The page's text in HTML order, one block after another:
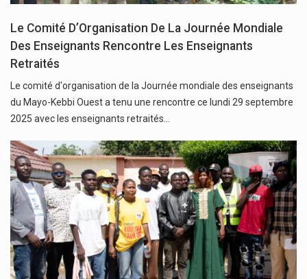
Le Comité D’Organisation De La Journée Mondiale
Des Enseignants Rencontre Les Enseignants
Retraités
Le comité d'organisation de la Journée mondiale des enseignants
du Mayo-Kebbi Ouest a tenu une rencontre ce lundi 29 septembre
2025 avec les enseignants retraités…